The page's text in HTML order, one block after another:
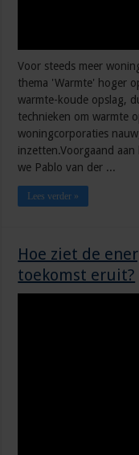
Voor steeds meer
thema 'Warmte' hoger
warmte-koude opslag,
technieken om warmte
woningcorporaties
inzetten.Voorgaand
we Pablo van der ...
Lees verder »
Hoe ziet de
toekomst eruit?